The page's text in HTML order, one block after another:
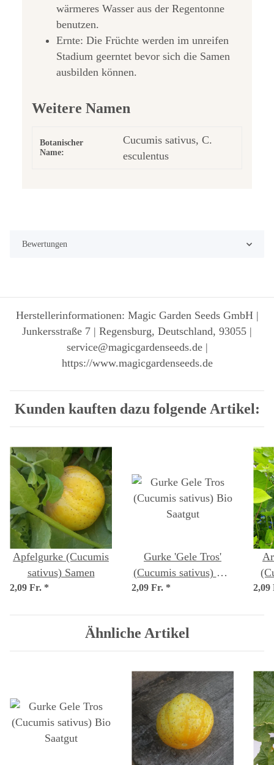
wärmeres Wasser aus der Regentonne
benutzen.
Ernte: Die Früchte werden im unreifen
Stadium geerntet bevor sich die Samen
ausbilden können.
Weitere Namen
Botanischer
Name:
Cucumis sativus, C.
esculentus
Bewertungen
Herstellerinformationen: Magic Garden Seeds GmbH |
Junkersstraße 7 | Regensburg, Deutschland, 93055 |
service@magicgardenseeds.de |
https://www.magicgardenseeds.de
Kunden kauften dazu folgende Artikel:
Apfelgurke (Cucumis
sativus) Samen
2,09 Fr. *
Gurke 'Gele Tros'
(Cucumis sativus) Bio
Saatgut
2,09 Fr. *
Ähnliche Artikel